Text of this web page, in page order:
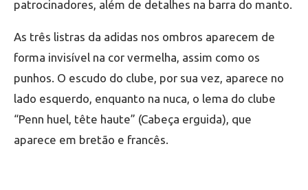
patrocinadores, além de detalhes na barra do manto.
As três listras da adidas nos ombros aparecem de
forma invisível na cor vermelha, assim como os
punhos. O escudo do clube, por sua vez, aparece no
lado esquerdo, enquanto na nuca, o lema do clube
“Penn huel, tête haute” (Cabeça erguida), que
aparece em bretão e francês.